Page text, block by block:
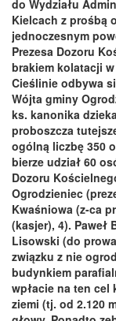
do Wydziału
Kielcach z prośbą
jednoczesnym
Prezesa Dozoru
brakiem kolatacji
Cieślinie odbywa
Wójta gminy
ks. kanonika
proboszcza
ogólną liczbę 350
bierze udział 60
Dozoru
Ogrodzieniec
Kwaśniowa (z-ca
(kasjer), 4). Paweł
Lisowski (do
związku z nie
budynkiem
wpłacie na ten cel
ziemi (tj. od 2.120